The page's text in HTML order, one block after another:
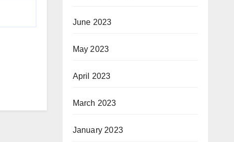
June 2023
May 2023
April 2023
March 2023
January 2023